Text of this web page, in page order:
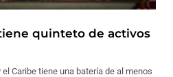
quinteto de activos
Caribe tiene una batería de al menos